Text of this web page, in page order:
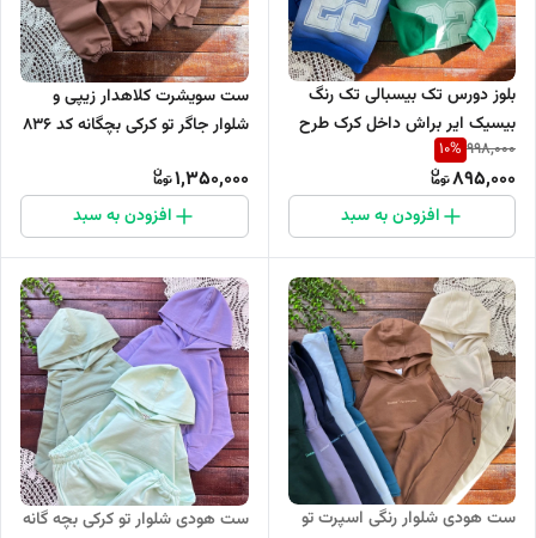
بلوز دورس تک بیسبالی تک رنگ
بیسیک ایر براش داخل کرک طرح
22 کد 796
998,000
10%
895,000
افزودن به سبد
ست سویشرت کلاهدار زیپی و
شلوار جاگر تو کرکی بچگانه کد ۸۳۶
1,350,000
افزودن به سبد
ست هودی شلوار رنگی اسپرت تو
ست هودی شلوار تو کرکی بچه گانه